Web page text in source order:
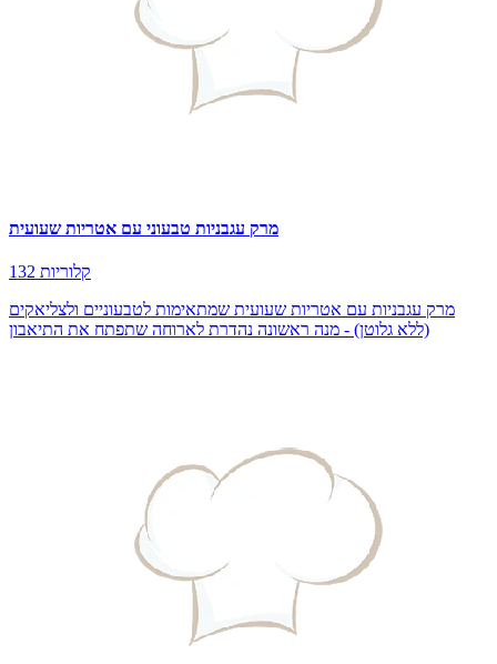
מרק עגבניות טבעוני עם אטריות שעועית
132 קלוריות
מרק עגבניות עם אטריות שעועית שמתאימות לטבעוניים ולצליאקים
(ללא גלוטן) - מנה ראשונה נהדרת לארוחה שתפתח את התיאבון